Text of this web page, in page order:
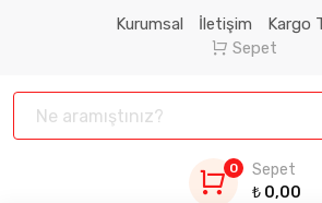
Kurumsal İletişim
Kargo
Sepet
0
Sepet
₺ 0,00